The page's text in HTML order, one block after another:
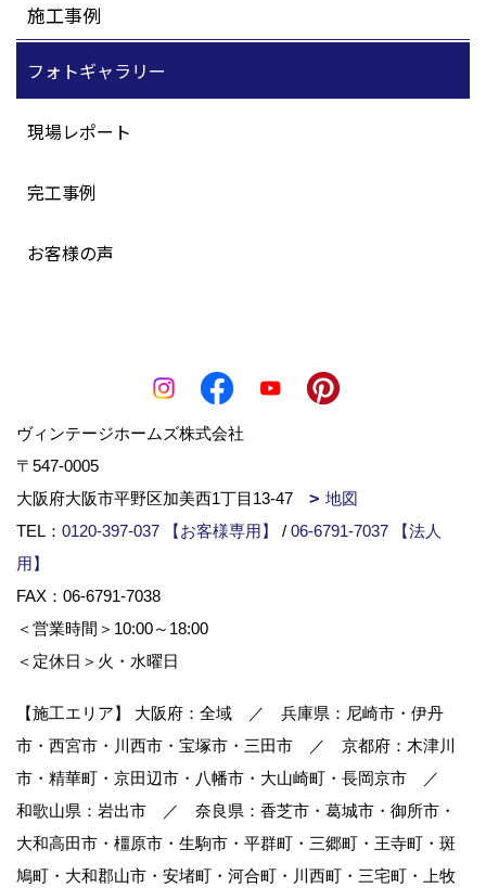
施工事例
フォトギャラリー
現場レポート
完工事例
お客様の声
ヴィンテージホームズ株式会社
〒547-0005
大阪府大阪市平野区加美西1丁目13-47
地図
TEL： 0120-397-037 【お客様専用】 / 06-6791-7037 【法人
用】
FAX：06-6791-7038
＜営業時間＞10:00～18:00
＜定休日＞火・水曜日
【施工エリア】 大阪府：全域 ／ 兵庫県：尼崎市・伊丹
市・西宮市・川西市・宝塚市・三田市 ／ 京都府：木津川
市・精華町・京田辺市・八幡市・大山崎町・長岡京市 ／
和歌山県：岩出市 ／ 奈良県：香芝市・葛城市・御所市・
大和高田市・橿原市・生駒市・平群町・三郷町・王寺町・斑
鳩町・大和郡山市・安堵町・河合町・川西町・三宅町・上牧